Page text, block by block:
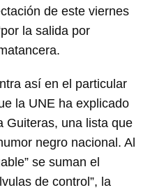
de este viernes
la salida por
así en el particular
la UNE ha explicado
Guiteras, una lista que
negro nacional. Al
se suman el
de control”, la